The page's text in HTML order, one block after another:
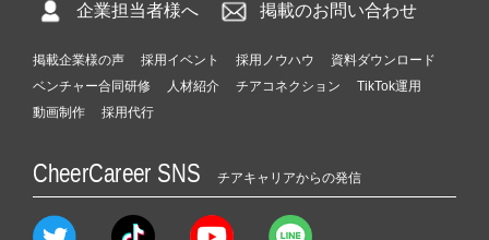
企業担当者様へ 掲載のお問い合わせ
掲載企業様の声 採用イベント 採用ノウハウ
資料ダウンロード
ベンチャー合同研修
人材紹介 チアコネクション
TikTok運用
動画制作
採用代行
CheerCareer SNS チアキャリアからの発信